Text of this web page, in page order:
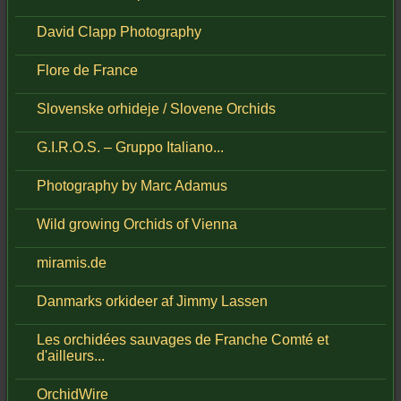
David Clapp Photography
Flore de France
Slovenske orhideje / Slovene Orchids
G.I.R.O.S. – Gruppo Italiano...
Photography by Marc Adamus
Wild growing Orchids of Vienna
miramis.de
Danmarks orkideer af Jimmy Lassen
Les orchidées sauvages de Franche Comté et
d'ailleurs...
OrchidWire